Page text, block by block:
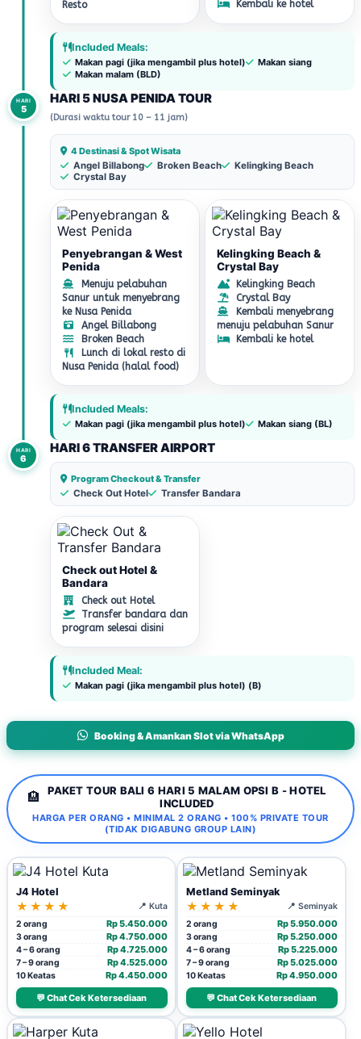
Resto Kembali ke hotel
Included Meals:
Makan pagi (jika mengambil plus hotel)
Makan siang
Makan malam (BLD)
HARI
5
HARI 5 NUSA PENIDA TOUR
(Durasi waktu tour 10 – 11 jam)
4 Destinasi & Spot Wisata
Angel Billabong
Broken Beach
Kelingking Beach
Crystal Bay
Penyebrangan & West
Penida
Menuju pelabuhan
Sanur untuk menyebrang
ke Nusa Penida
Angel Billabong
Broken Beach
Lunch di lokal resto di
Nusa Penida (halal food)
Kelingking Beach &
Crystal Bay
Kelingking Beach
Crystal Bay
Kembali menyebrang
menuju pelabuhan Sanur
Kembali ke hotel
Included Meals:
Makan pagi (jika mengambil plus hotel) Makan siang (BL)
HARI
6
HARI 6 TRANSFER AIRPORT
Program Checkout & Transfer
Check Out Hotel
Transfer Bandara
Check out Hotel &
Bandara
Check out Hotel
Transfer bandara dan
program selesai disini
Included Meal:
Makan pagi (jika mengambil plus hotel) (B)
Booking & Amankan Slot via WhatsApp
🏨
PAKET TOUR BALI 6 HARI 5 MALAM OPSI B - HOTEL
INCLUDED
HARGA PER ORANG • MINIMAL 2 ORANG • 100% PRIVATE TOUR
(TIDAK DIGABUNG GROUP LAIN)
J4 Hotel
★★★★
📍 Kuta
2 orang
Rp 5.450.000
3 orang Rp 4.750.000
4 – 6 orang Rp 4.725.000
7 – 9 orang Rp 4.525.000
10 Keatas
Rp 4.450.000
💬 Chat Cek Ketersediaan
Metland Seminyak
★★★★
📍 Seminyak
2 orang
Rp 5.950.000
3 orang Rp 5.250.000
4 – 6 orang Rp 5.225.000
7 – 9 orang Rp 5.025.000
10 Keatas
Rp 4.950.000
💬 Chat Cek Ketersediaan